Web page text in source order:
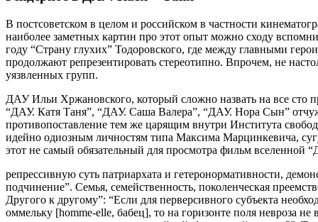
В постсоветском в целом и российском в частности
наиболее заметных картин про этот опыт можно сходу
году “Страну глухих” Тодоровского, где между главными
продолжают репрезентировать стереотипно. Впрочем, не
уязвленных групп.
ДАУ Ильи Хржановского, который сложно назвать на все сто
“ДАУ. Катя Таня”, “ДАУ. Саша Валера”, “ДАУ. Нора Сын”
противопоставление тем же царящим внутри Института
идейно одиозным личностям типа Максима Марцинкевича,
этот не самый обязательный для просмотра фильм
репрессивную суть патриархата и гетеронормативности,
подчинение”. Семья, семейственность, поколенческая
Другого к другому”: “Если для перверсивного субъекта
оммельку [homme-elle, бабец], то на горизонте поля невроза